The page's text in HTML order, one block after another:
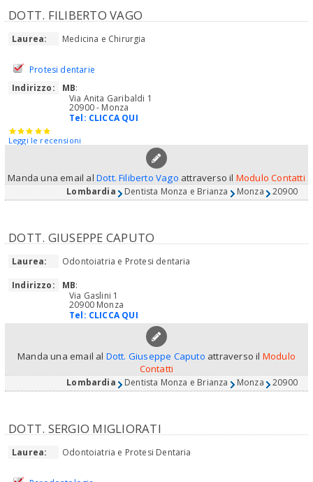
DOTT. FILIBERTO VAGO
Laurea: Medicina e Chirurgia
Protesi dentarie
Indirizzo:
MB:
Via Anita Garibaldi 1
20900 - Monza
Tel: CLICCA QUI
Leggi le recensioni
Manda una email al Dott. Filiberto Vago attraverso il Modulo Contatti
Lombardia Dentista Monza e Brianza Monza 20900
DOTT. GIUSEPPE CAPUTO
Laurea:
Odontoiatria e Protesi dentaria
Indirizzo:
MB:
Via Gaslini 1
20900 Monza
Tel: CLICCA QUI
Manda una email al Dott. Giuseppe Caputo attraverso il Modulo
Contatti
Lombardia Dentista Monza e Brianza Monza 20900
DOTT. SERGIO MIGLIORATI
Laurea: Odontoiatria e Protesi Dentaria